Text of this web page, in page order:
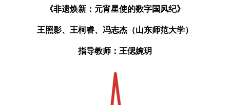
《非遗焕新：元宵星使的数字国风纪》
王照影、王柯睿、冯志杰（山东师范大学）
指导教师：王偲婉玥